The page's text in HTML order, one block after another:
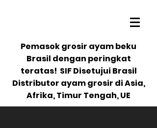
Pemasok grosir ayam beku
Brasil dengan peringkat
teratas! SIF Disetujui Brasil
Distributor ayam grosir di Asia,
Afrika, Timur Tengah, UE